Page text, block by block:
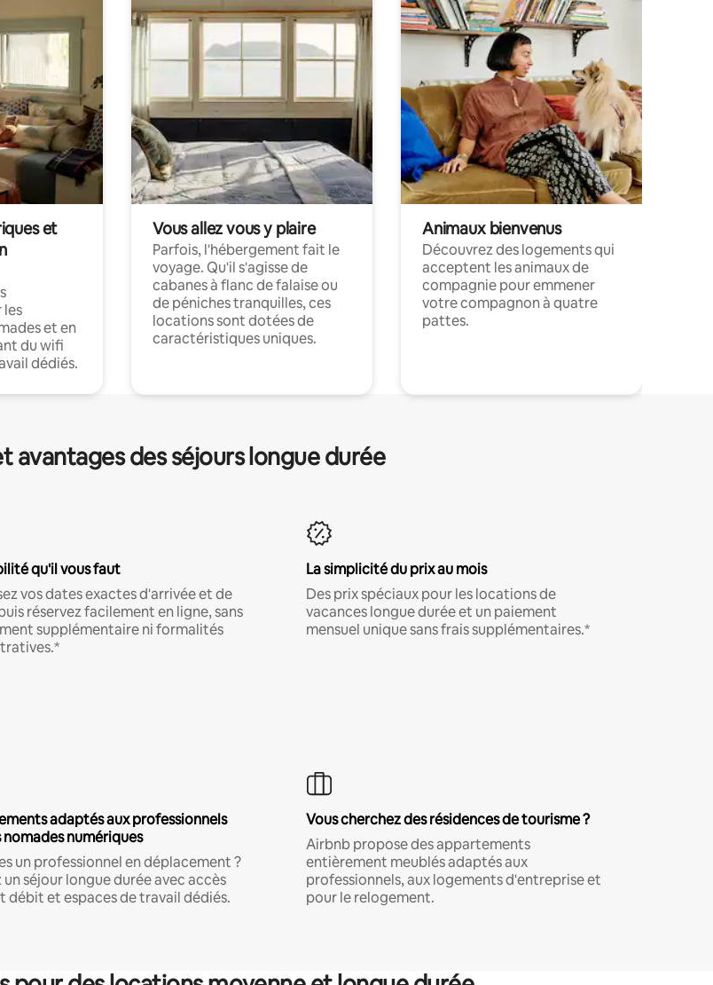
et
et en
du wifi
dédiés.
Vous allez vous y plaire
Parfois, l'hébergement fait le
voyage. Qu'il s'agisse de
cabanes à flanc de falaise ou
de péniches tranquilles, ces
locations sont dotées de
caractéristiques uniques.
Animaux bienvenus
Découvrez des logements qui
acceptent les animaux de
compagnie pour emmener
votre compagnon à quatre
pattes.
avantages des séjours longue durée
qu'il vous faut
vos dates exactes d'arrivée et de
réservez facilement en ligne, sans
supplémentaire ni formalités
La simplicité du prix au mois
Des prix spéciaux pour les locations de
vacances longue durée et un paiement
mensuel unique sans frais supplémentaires.*
adaptés aux professionnels
nomades numériques
un professionnel en déplacement ?
un séjour longue durée avec accès
débit et espaces de travail dédiés.
Vous cherchez des résidences de tourisme ?
Airbnb propose des appartements
entièrement meublés adaptés aux
professionnels, aux logements d'entreprise et
pour le relogement.